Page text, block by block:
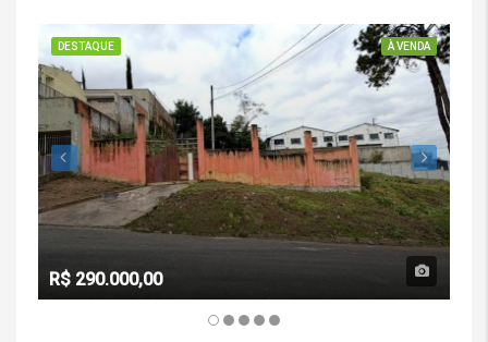
DESTAQUE À VENDA
R$ 290.000,00